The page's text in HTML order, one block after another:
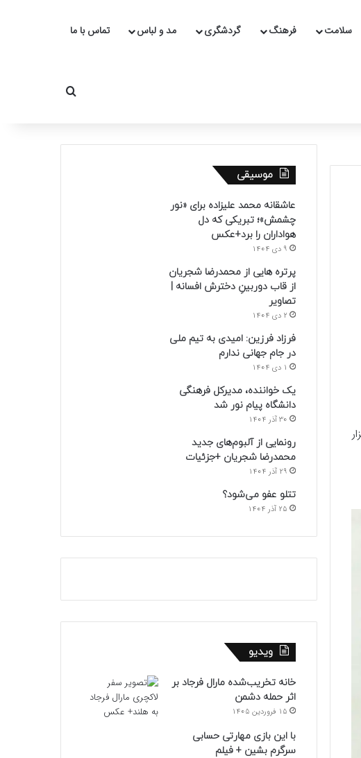
سلامت فرهنگ گردشگری مد و لباس تماس با ما
جستجو برای
موسیقی
عاشقانه محمد علیزاده برای «نور
چشمش»؛ تبریکی که دل
هواداران را برد+عکس
9 دی 1404
پرتره هایی از محمدرضا شجریان
از قاب دوربینِ دخترش افسانه |
تصاویر
2 دی 1404
فرزاد فرزین: امیدی به تیم ملی
در جام جهانی ندارم
1 دی 1404
یک خواننده، مدیرکل فرهنگی
دانشگاه پیام نور شد
30 آذر 1404
رونمایی از آلبوم‌های جدید
محمدرضا شجریان +جزئیات
29 آذر 1404
تتلو عفو می‌شود؟
25 آذر 1404
ویدیو
خانه تخریب‌شده مارال فرجاد بر
اثر حمله دشمن
15 فروردین 1405
با این بازی مهارتی حسابی
سرگرم بشین + فیلم